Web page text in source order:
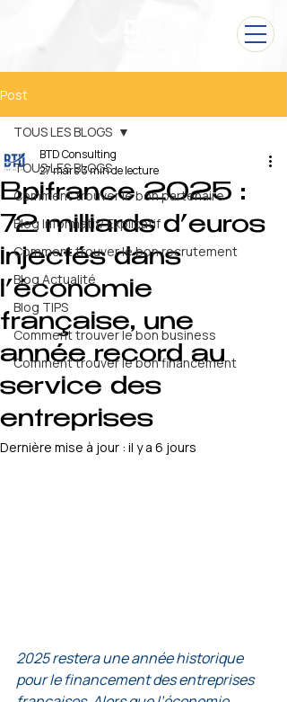
Post
TOUS LES BLOGS
Comment trouver le bon partenaire
Blog Informatif/ Explicatif
Comment trouver le bon recrutement
Blog Actualité
Blog TIPS
Comment trouver le bon business
Comment trouver le bon financement
TOUS LES BLOGS
Bpifrance 2025 :
72 milliards d’euros
injectés dans
l’économie
française, une
année record au
service des
entreprises
BTD Consulting
27 mars3 min de lecture
Dernière mise à jour : il y a 6 jours
2025 restera une année historique
pour le financement des entreprises